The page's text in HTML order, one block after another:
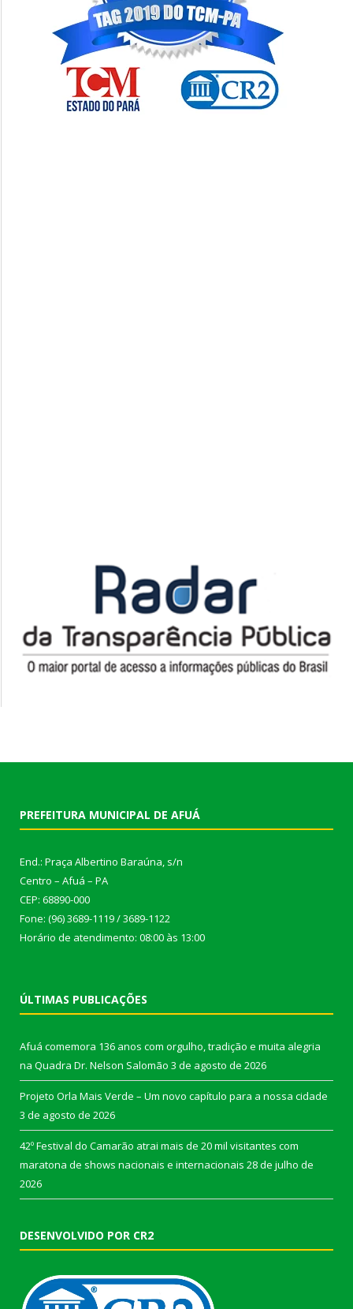
PREFEITURA MUNICIPAL DE AFUÁ
End.: Praça Albertino Baraúna, s/n
Centro – Afuá – PA
CEP: 68890-000
Fone: (96) 3689-1119 / 3689-1122
Horário de atendimento: 08:00 às 13:00
ÚLTIMAS PUBLICAÇÕES
Afuá comemora 136 anos com orgulho, tradição e muita alegria
na Quadra Dr. Nelson Salomão 3 de agosto de 2026
Projeto Orla Mais Verde – Um novo capítulo para a nossa cidade
3 de agosto de 2026
42º Festival do Camarão atrai mais de 20 mil visitantes com
maratona de shows nacionais e internacionais 28 de julho de
2026
DESENVOLVIDO POR CR2